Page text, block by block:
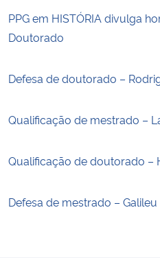
PPG em HISTÓRIA divulga
Doutorado
Defesa de doutorado –
Qualificação de mestrado –
Qualificação de doutorado –
Defesa de mestrado –